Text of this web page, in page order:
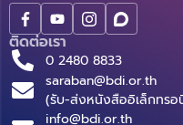
ติดต่อเรา
0 2480 8833
saraban@bdi.or.th
(รับ-ส่งหนังสืออิเล็กทรอ
info@bdi.or.th